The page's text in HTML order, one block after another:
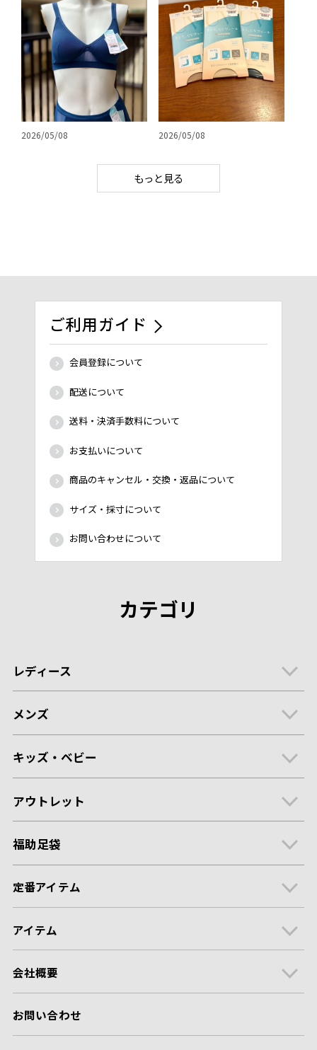
2026/05/08 2026/05/08
もっと見る
ご利用ガイド
会員登録について
配送について
送料・決済手数料について
お支払いについて
商品のキャンセル・交換・返品について
サイズ・採寸について
お問い合わせについて
カテゴリ
レディース
メンズ
キッズ・ベビー
アウトレット
福助足袋
定番アイテム
アイテム
会社概要
お問い合わせ